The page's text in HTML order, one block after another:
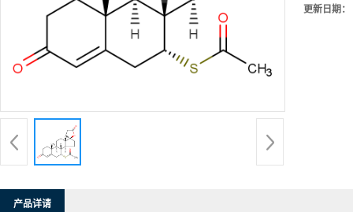
更新日期：
产品详请